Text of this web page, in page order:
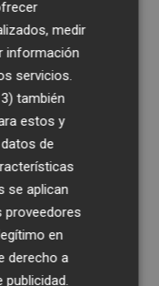
medir
información
servicios.
también
estos y
de
se aplican
proveedores
en
derecho a
publicidad